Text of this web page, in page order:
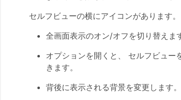
セルフビューの横にアイコンがあります
全画面表示のオン/オフを切り替えま
オプションを開くと、 セルフビュー
きます。
背後に表示される背景を変更します。